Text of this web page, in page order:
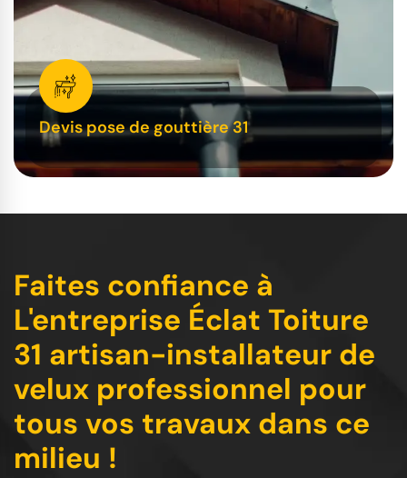
Devis pose de gouttière 31
Faites confiance à
L'entreprise Éclat Toiture
31 artisan-installateur de
velux professionnel pour
tous vos travaux dans ce
milieu !